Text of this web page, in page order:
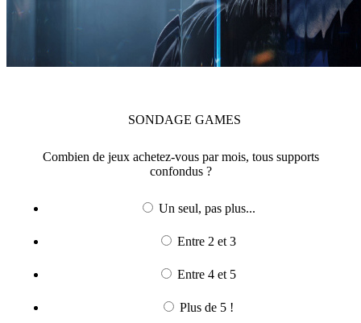
SONDAGE GAMES
Combien de jeux achetez-vous par mois, tous supports
confondus ?
Un seul, pas plus...
Entre 2 et 3
Entre 4 et 5
Plus de 5 !